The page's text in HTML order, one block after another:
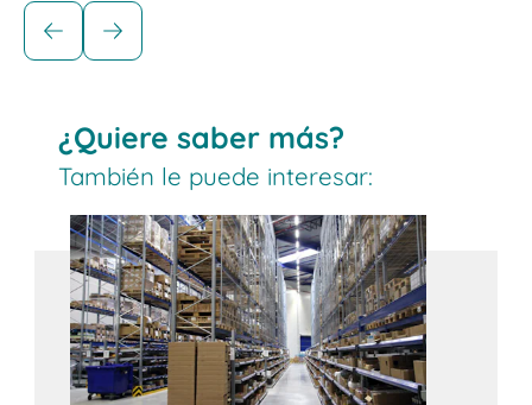
Soluciones para cargas unitarias
Los sistemas de almacenamiento dinámico de
cajas son ideales para productos con una
rotación rápida y media y permiten altas
velocidades de preparación de pedidos que
pueden aumentarse aún más mediante la
automatización. El principio FIFO garantiza el
cumplimiento de las fechas de caducidad,
especialmente en las industrias alimentaria y
farmacéutica.
¿Quiere saber más?
También le puede interesar: